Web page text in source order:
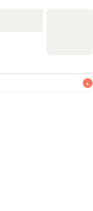
+
なるべくお早めにお召